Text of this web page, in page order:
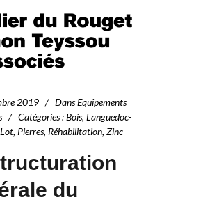
2019 DansEquipements
Catégories:Bois, Languedoc-
Lot, Pierres, Réhabilitation, Zinc
du